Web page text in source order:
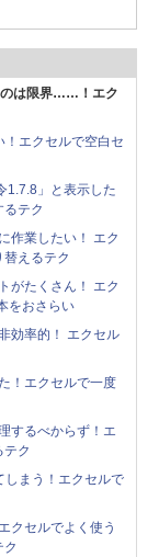
のは限界……！エク
！エクセルで空白セ
1.7.8」と表示した
テク
作業したい！ エク
えるテク
がたくさん！ エク
をおさらい
効率的！ エクセル
！エクセルで一度
するべからず！エ
ク
しまう！エクセルで
クセルでよく使う
ク